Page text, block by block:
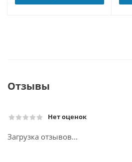
Отзывы
Нет оценок
Загрузка отзывов...